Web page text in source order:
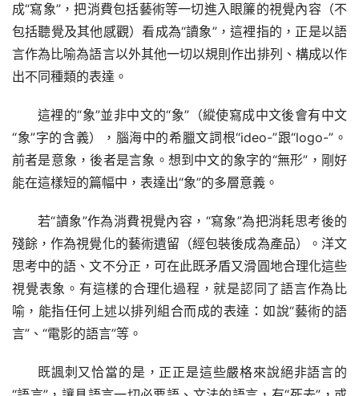
成“寫象”，把消費包括藝術等一切進入眼簾的視覺內容（不
包括聽覺及其他感觀）看成為“讀象”，這裡指的，正是以語
言作為比喻為語言以外其他一切以規則作出排列、構成以作
出不同種類的表達。
這裡的“象”並非中文的“象”（縱使寫成中文後會有中文
“象”字的含義），腦海中的希臘文詞根“ideo-”跟“logo-”。
前者是意象，後者是言象。想到中文的象字的“無形”，剛好
能在這樣短的篇幅中，表達出“象”的多層意義。
若“讀象”作為消費視覺內容，“寫象”為把消耗思考後的
殘餘，作為視覺化的藝術遺留（經包裝後成為產品）。洋文
思考中的語、文不分正，可在此既矛盾又滑圓地合理化這些
視覺表象。有這樣的合理化過程，就是認同了語言作為比
喻，能指任何上述以排列組合而成的表達：如說“藝術的語
言”、“電影的語言”等。
既諷刺又恰當的是，正正是這些嚴格來說絕非語言的